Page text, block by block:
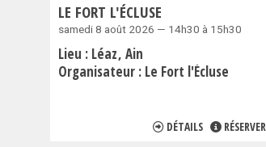
LE FORT L'ÉCLUSE
samedi 8 août 2026 — 14h30 à 15h30
Lieu : Léaz Ain
Organisateur : Le Fort l'Écluse
DÉTAILS RÉSERVER